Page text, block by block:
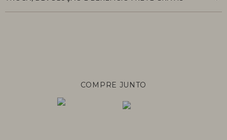
COMPRE JUNTO